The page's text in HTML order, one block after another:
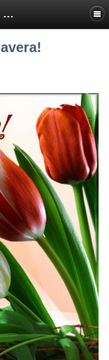
oriza.net Portal - Gifs by Oriza - Frases, Poemas